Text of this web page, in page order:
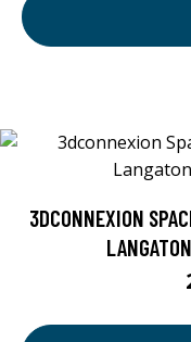
3DCONNEXION